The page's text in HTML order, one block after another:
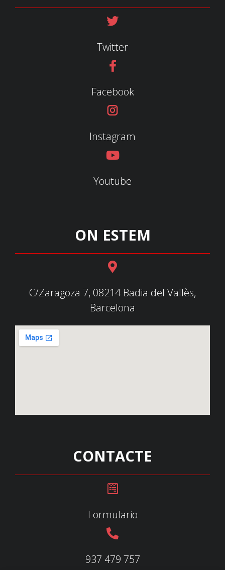
Twitter
Facebook
Instagram
Youtube
ON ESTEM
C/Zaragoza 7, 08214 Badia del Vallès,
Barcelona
CONTACTE
Formulario
937 479 757